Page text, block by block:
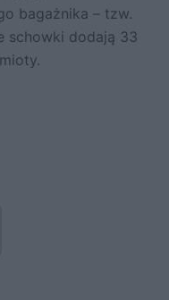
bagażnika – tzw.
schowki dodają 33